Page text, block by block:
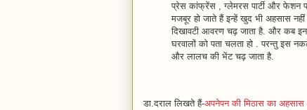
प्रेस कांफ्रेंस , ग्लेमरस पार्टी और फेशन
मजबूर हो जाते हैं इन्हें खुद भी अहसास नहीं
दिखावटी आवरण चढ़ जाता है. और कब
घरवालों को पता चलता हो . परन्तु इस
और लालच की भेंट चढ़ जाता है.
डा.दराल लिखते हैं-अपनेपन की मिठास का